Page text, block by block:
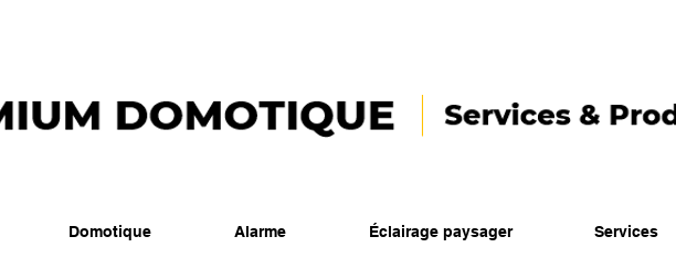
Domotique Alarme Éclairage paysager Services